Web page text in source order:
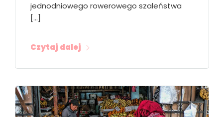
jednodniowego rowerowego szaleństwa
[…]
Czytaj dalej